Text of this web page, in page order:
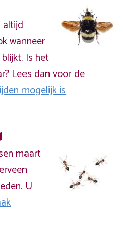
altijd
wanneer
Is het
Lees dan voor de
mogelijk is
maart
U